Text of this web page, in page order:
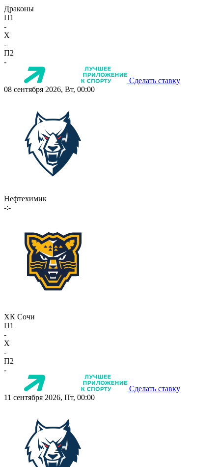
Драконы
П1
-
X
-
П2
-
Сделать ставку
08 сентября 2026, Вт, 00:00
Нефтехимик
-:-
ХК Сочи
П1
-
X
-
П2
-
Сделать ставку
11 сентября 2026, Пт, 00:00